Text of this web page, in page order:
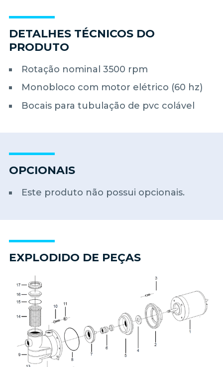
DETALHES TÉCNICOS DO
PRODUTO
Rotação nominal 3500 rpm
Monobloco com motor elétrico (60 hz)
Bocais para tubulação de pvc colável
OPCIONAIS
Este produto não possui opcionais.
EXPLODIDO DE PEÇAS